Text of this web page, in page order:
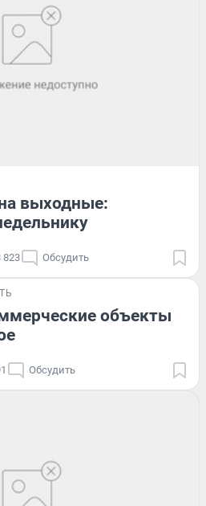
выходные:
823 Обсудить
объекты
Обсудить